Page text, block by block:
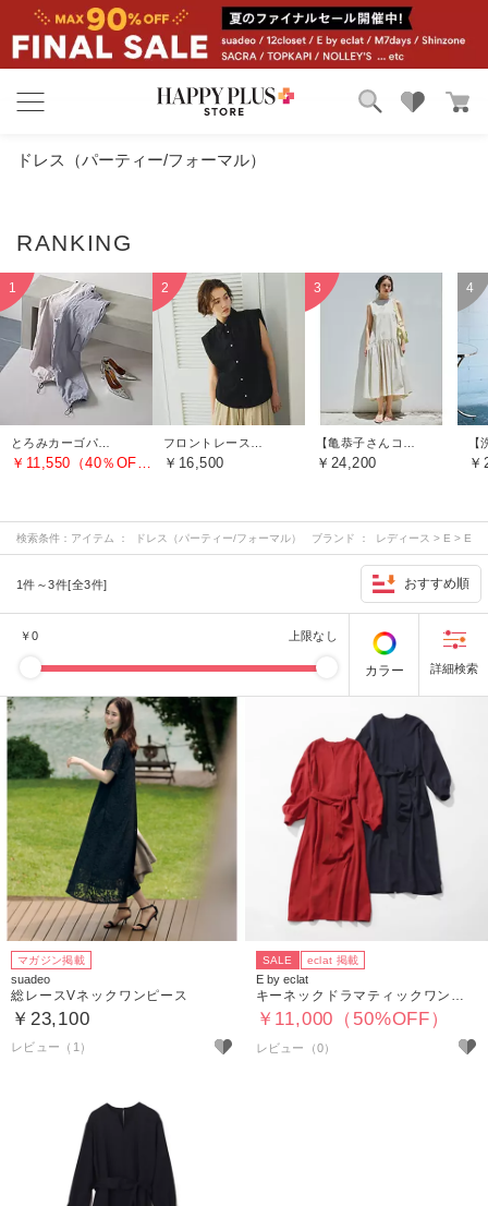
カテゴリ
お気に入り
ドレス（パーティー/フォーマル）
￥11,550（40％OFF） ￥16,500 ￥24,200
検索条件： アイテム ： ドレス（パーティー/フォーマル） ブランド ： レディース > E > E
1件～3件[全3件] おすすめ順
￥0 上限なし
カラー
マガジン掲載
suadeo
総レースVネックワンピース
￥23,100
レビュー（1）
SALE eclat 掲載
E by eclat
￥11,000（50%OFF）